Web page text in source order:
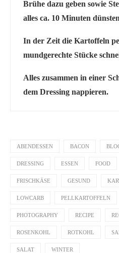
Brühe dazu geben sowie
alles ca. 10 Minuten
In der Zeit die Kartoffeln
mundgerechte Stücke
Alles zusammen in einer
dem Dressing nappieren.
ABENDESSEN BACON
DRESSING ESSEN FOOD
FRISCHKÄSE GESUND
LOWCARB PELLKARTOFFELN
PHOTOGRAPHY RECIPE
ROSENKOHL ROTKOHL
SALAT WINTER